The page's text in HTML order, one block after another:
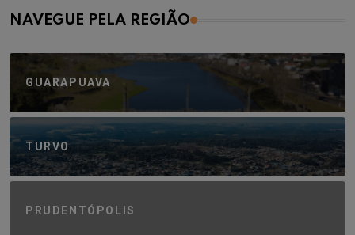
NAVEGUE PELA REGIÃO
GUARAPUAVA
TURVO
PRUDENTÓPOLIS